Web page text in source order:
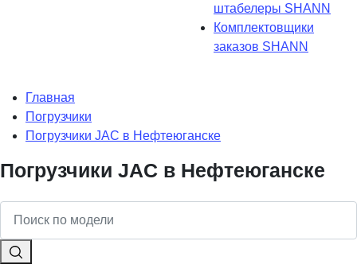
штабелеры SHANN
Комплектовщики
заказов SHANN
Главная
Погрузчики
Погрузчики JAC в Нефтеюганске
Погрузчики JAC в Нефтеюганске